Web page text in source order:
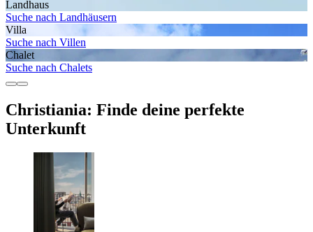
Landhaus
Suche nach Landhäusern
Villa
Suche nach Villen
Chalet
Suche nach Chalets
Christiania: Finde deine perfekte
Unterkunft